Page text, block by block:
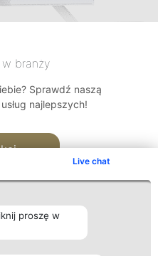
Live chat
proszę w
branży
Sprawdź naszą
najlepszych!
Kontakt